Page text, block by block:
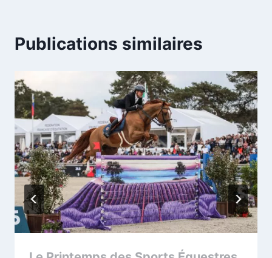
Publications similaires